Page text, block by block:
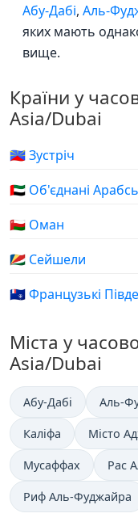
Абу-Дабі, Аль-
яких мають
вище.
Країни у
Asia/Dubai
🇷🇪 Зустріч
🇦🇪 Об'єднані
🇴🇲 Оман
🇸🇨 Сейшели
🇹🇫 Французькі
Міста у
Asia/Dubai
Абу-Дабі Аль-
Каліфа Місто
Мусаффах Рас
Риф Аль-Фуджайра